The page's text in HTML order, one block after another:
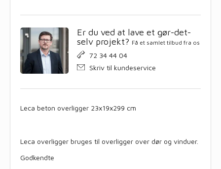
Er du ved at lave et gør-det-
selv projekt? Få et samlet tilbud fra os
72 34 44 04
Skriv til kundeservice
Leca beton overligger 23x19x299 cm
Leca overligger bruges til overligger over dør og vinduer.
Godkendte